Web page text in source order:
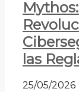
las
25/05/2026